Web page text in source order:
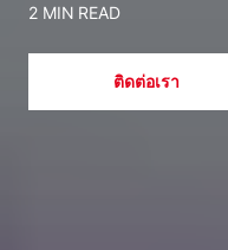
2 MIN READ
ติดต่อเรา